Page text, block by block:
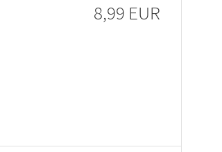
8,99 EUR